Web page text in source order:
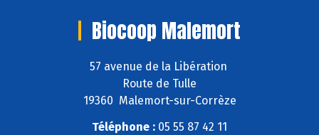
Biocoop Malemort
57 avenue de la Libération
Route de Tulle
19360 Malemort-sur-Corrèze
Téléphone : 05 55 87 42 11